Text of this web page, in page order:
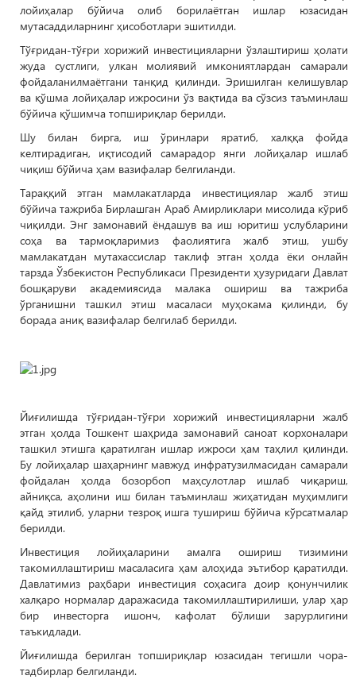
лойиҳалар бўйича олиб борилаётган ишлар юзасидан
мутасаддиларнинг ҳисоботлари эшитилди.
Тўғридан-тўғри хорижий инвестицияларни ўзлаштириш ҳолати
жуда сустлиги, улкан молиявий имкониятлардан самарали
фойдаланилмаётгани танқид қилинди. Эришилган келишувлар
ва қўшма лойиҳалар ижросини ўз вақтида ва сўзсиз таъминлаш
бўйича қўшимча топшириқлар берилди.
Шу билан бирга, иш ўринлари яратиб, халққа фойда
келтирадиган, иқтисодий самарадор янги лойиҳалар ишлаб
чиқиш бўйича ҳам вазифалар белгиланди.
Тараққий этган мамлакатларда инвестициялар жалб этиш
бўйича тажриба Бирлашган Араб Амирликлари мисолида кўриб
чиқилди. Энг замонавий ёндашув ва иш юритиш услубларини
соҳа ва тармоқларимиз фаолиятига жалб этиш, ушбу
мамлакатдан мутахассислар таклиф этган ҳолда ёки онлайн
тарзда Ўзбекистон Республикаси Президенти ҳузуридаги Давлат
бошқаруви академиясида малака ошириш ва тажриба
ўрганишни ташкил этиш масаласи муҳокама қилинди, бу
борада аниқ вазифалар белгилаб берилди.
Йиғилишда тўғридан-тўғри хорижий инвестицияларни жалб
этган ҳолда Тошкент шаҳрида замонавий саноат корхоналари
ташкил этишга қаратилган ишлар ижроси ҳам таҳлил қилинди.
Бу лойиҳалар шаҳарнинг мавжуд инфратузилмасидан самарали
фойдалан ҳолда бозорбоп маҳсулотлар ишлаб чиқариш,
айниқса, аҳолини иш билан таъминлаш жиҳатидан муҳимлиги
қайд этилиб, уларни тезроқ ишга тушириш бўйича кўрсатмалар
берилди.
Инвестиция лойиҳаларини амалга ошириш тизимини
такомиллаштириш масаласига ҳам алоҳида эътибор қаратилди.
Давлатимиз раҳбари инвестиция соҳасига доир қонунчилик
халқаро нормалар даражасида такомиллаштирилиши, улар ҳар
бир инвесторга ишонч, кафолат бўлиши зарурлигини
таъкидлади.
Йиғилишда берилган топшириқлар юзасидан тегишли чора-
тадбирлар белгиланди.